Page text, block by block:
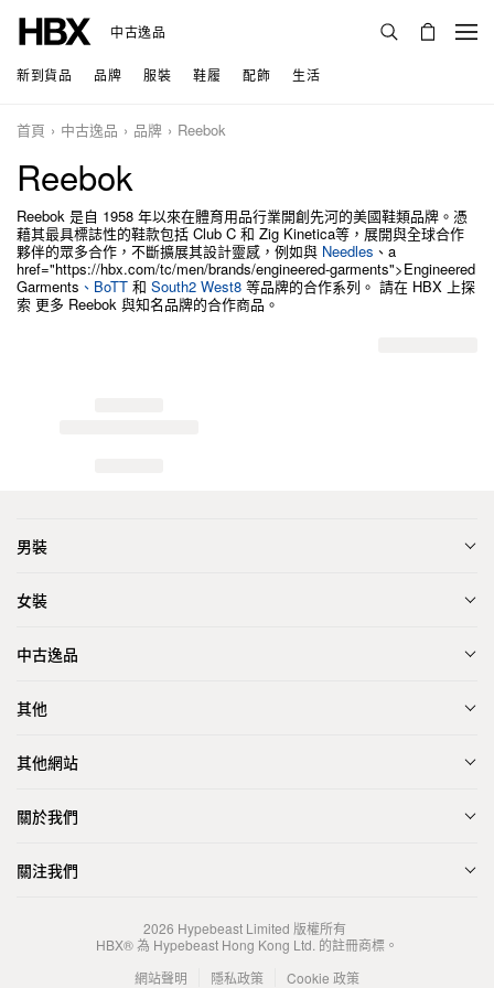
中古逸品
新到貨品 品牌 服裝 鞋履 配飾 生活
首頁 中古逸品 品牌 Reebok
Reebok
Reebok 是自 1958 年以來在體育用品行業開創先河的美國鞋類品牌。憑
藉其最具標誌性的鞋款包括 Club C 和 Zig Kinetica等，展開與全球合作
夥伴的眾多合作，不斷擴展其設計靈感，例如與 Needles 、a
href="https://hbx.com/tc/men/brands/engineered-garments">Engineered
Garments 、 BoTT 和 South2 West8 等品牌的合作系列。 請在 HBX 上探
索 更多 Reebok 與知名品牌的合作商品。
男裝
女裝
中古逸品
其他
其他網站
關於我們
關注我們
2026 Hypebeast Limited 版權所有
HBX® 為 Hypebeast Hong Kong Ltd. 的註冊商標。
網站聲明
隱私政策 Cookie 政策